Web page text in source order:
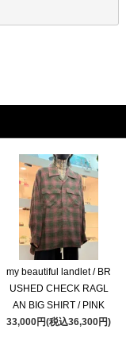
my beautiful landlet / BR
USHED CHECK RAGL
AN BIG SHIRT / PINK
33,000円(税込36,300円)